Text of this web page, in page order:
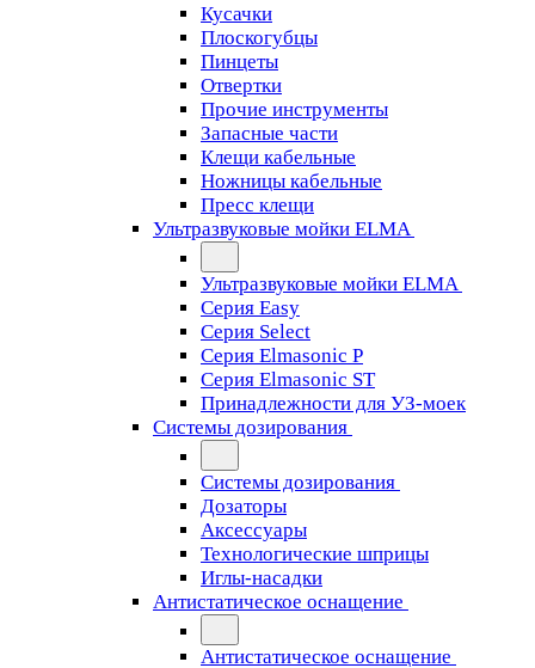
Кусачки
Плоскогубцы
Пинцеты
Отвертки
Прочие инструменты
Запасные части
Клещи кабельные
Ножницы кабельные
Пресс клещи
Ультразвуковые мойки ELMA
Ультразвуковые мойки ELMA
Серия Easy
Серия Select
Серия Elmasonic P
Серия Elmasonic ST
Принадлежности для УЗ-моек
Системы дозирования
Системы дозирования
Дозаторы
Аксессуары
Технологические шприцы
Иглы-насадки
Антистатическое оснащение
Антистатическое оснащение